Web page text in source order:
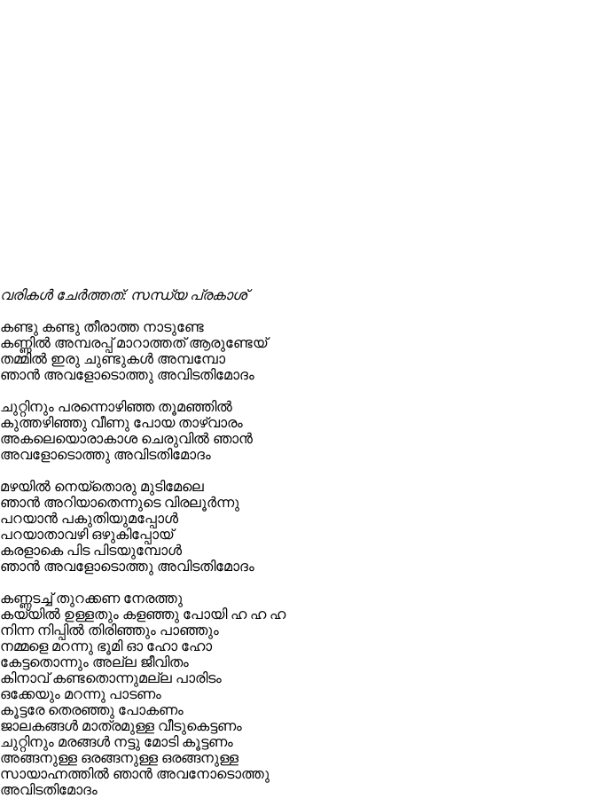
വരികള്‍ ചേര്‍ത്തത്: സന്ധ്യ പ്രകാശ്
കണ്ടു കണ്ടു തീരാത്ത നാടുണ്ടേ
കണ്ണിൽ അമ്പരപ്പ് മാറാത്തത് ആരുണ്ടേയ്
തമ്മിൽ ഇരു ചുണ്ടുകൾ അമ്പമ്പോ
ഞാൻ അവളോടൊത്തു അവിടതിമോദം
ചുറ്റിനും പരന്നൊഴിഞ്ഞ തൂമഞ്ഞിൽ
കുത്തഴിഞ്ഞു വീണു പോയ താഴ്വാരം
അകലെയൊരാകാശ ചെരുവിൽ ഞാൻ
അവളോടൊത്തു അവിടതിമോദം
മഴയിൽ നെയ്‌തൊരു മുടിമേലെ
ഞാൻ അറിയാതെന്നുടെ വിരലൂർന്നു
പറയാൻ പകുതിയുമപ്പോൾ
പറയാതാവഴി ഒഴുകിപ്പോയ്
കരളാകെ പിട പിടയുമ്പോൾ
ഞാൻ അവളോടൊത്തു അവിടതിമോദം
കണ്ണടച്ച് തുറക്കണ നേരത്തു
കയ്യിൽ ഉള്ളതും കളഞ്ഞു പോയി ഹ ഹ ഹ
നിന്ന നിപ്പിൽ തിരിഞ്ഞും പാഞ്ഞും
നമ്മളെ മറന്നു ഭൂമി ഓ ഹോ ഹോ
കേട്ടതൊന്നും അല്ല ജീവിതം
കിനാവ് കണ്ടതൊന്നുമല്ല പാരിടം
ഒക്കേയും മറന്നു പാടണം
കൂട്ടരേ തെരഞ്ഞു പോകണം
ജാലകങ്ങൾ മാത്രമുള്ള വീടുകെട്ടണം
ചുറ്റിനും മരങ്ങൾ നട്ടു മോടി കൂട്ടണം
അങ്ങനുള്ള ഒരങ്ങനുള്ള ഒരങ്ങനുള്ള
സായാഹ്നത്തിൽ ഞാൻ അവനോടൊത്തു
അവിടതിമോദം